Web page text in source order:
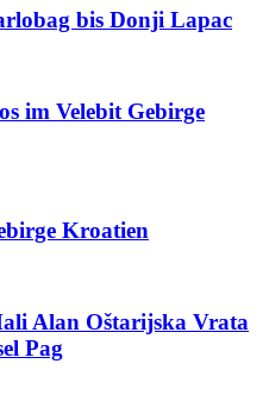
bis Donji Lapac
im Velebit Gebirge
Kroatien
Alan Oštarijska Vrata
Pag